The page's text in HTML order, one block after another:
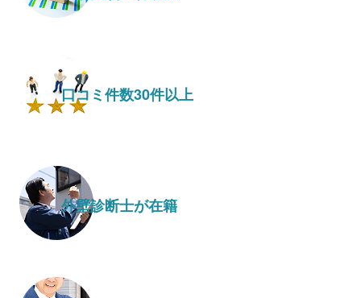
口コミ件数30件以上
外壁診断士が在籍